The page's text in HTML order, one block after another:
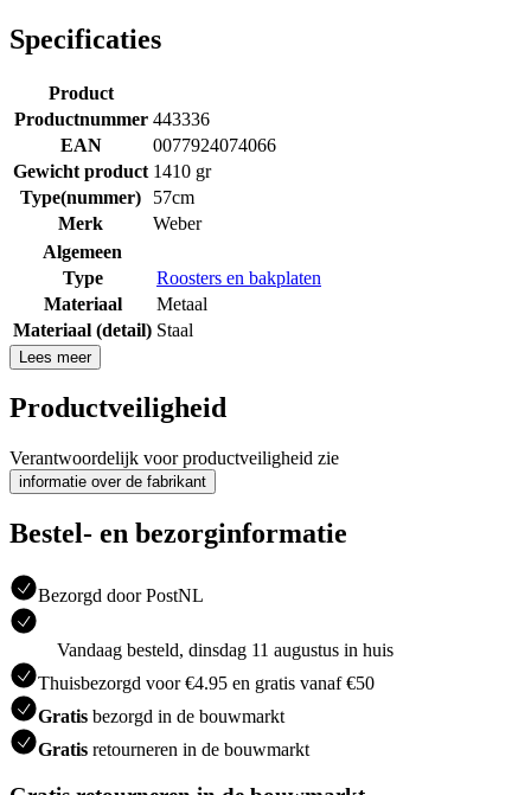
Specificaties
Product
Productnummer 443336
EAN
0077924074066
Gewicht product 1410 gr
Type(nummer)
57cm
Merk
Weber
Algemeen
Type
Roosters en bakplaten
Materiaal
Metaal
Materiaal (detail) Staal
Lees meer
Productveiligheid
Verantwoordelijk voor productveiligheid zie
informatie over de fabrikant
Bestel- en bezorginformatie
Bezorgd door PostNL
Vandaag besteld, dinsdag 11 augustus in huis
Thuisbezorgd voor €4.95 en gratis vanaf €50
Gratis bezorgd in de bouwmarkt
Gratis retourneren in de bouwmarkt